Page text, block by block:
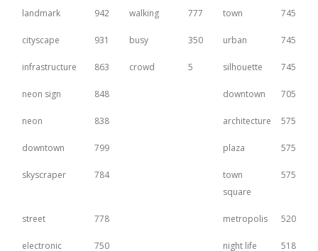
landmark 942 walking 777 town 745
cityscape 931 busy 350 urban 745
infrastructure 863 crowd 5 silhouette 745
neon sign 848 downtown 705
neon 838 architecture 575
downtown 799 plaza 575
skyscraper 784
town
square
575
street 778 metropolis 520
electronic
750 night life 518